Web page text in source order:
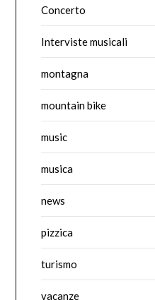
Concerto
Interviste musicali
montagna
mountain bike
music
musica
news
pizzica
turismo
vacanze